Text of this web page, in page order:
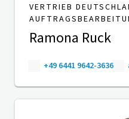
VERTRIEB
Ramona Ruck
+49 6441 9642-3636